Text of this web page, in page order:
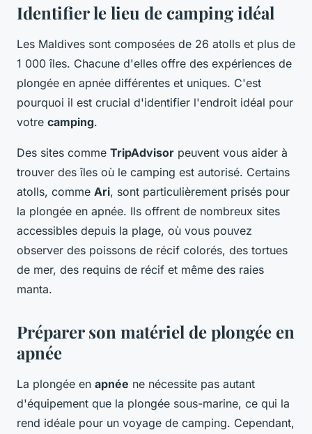
Identifier le lieu de camping idéal
Les Maldives sont composées de 26 atolls et plus de
1 000 îles. Chacune d'elles offre des expériences de
plongée en apnée différentes et uniques. C'est
pourquoi il est crucial d'identifier l'endroit idéal pour
votre camping.
Des sites comme TripAdvisor peuvent vous aider à
trouver des îles où le camping est autorisé. Certains
atolls, comme Ari, sont particulièrement prisés pour
la plongée en apnée. Ils offrent de nombreux sites
accessibles depuis la plage, où vous pouvez
observer des poissons de récif colorés, des tortues
de mer, des requins de récif et même des raies
manta.
Préparer son matériel de plongée en
apnée
La plongée en apnée ne nécessite pas autant
d'équipement que la plongée sous-marine, ce qui la
rend idéale pour un voyage de camping. Cependant,